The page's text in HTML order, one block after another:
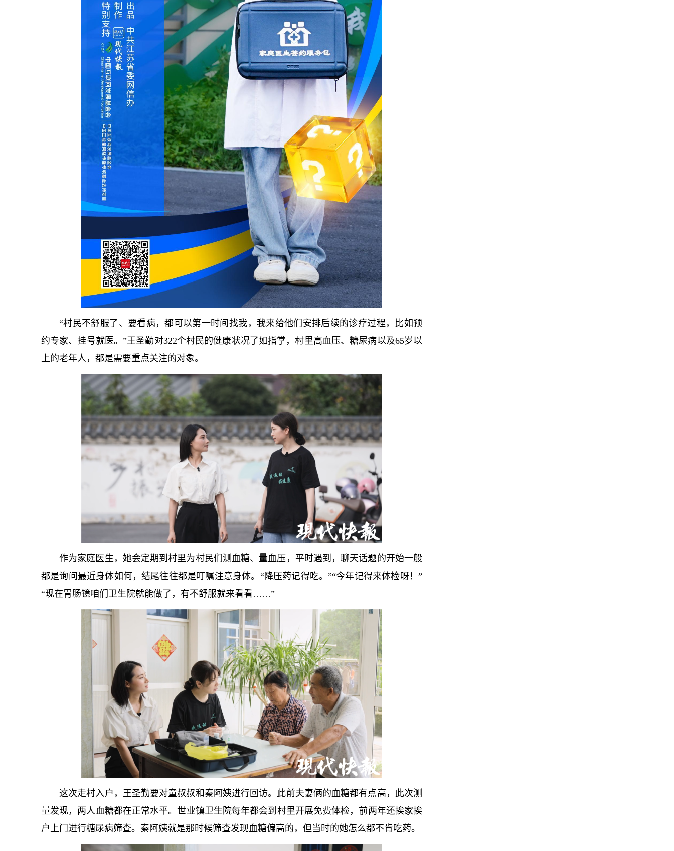
“村民不舒服了、要看病，都可以第一时间找我，我来给他们安排后续的诊疗过程，比如预
约专家、挂号就医。”王圣勤对322个村民的健康状况了如指掌，村里高血压、糖尿病以及65岁以
上的老年人，都是需要重点关注的对象。
作为家庭医生，她会定期到村里为村民们测血糖、量血压，平时遇到，聊天话题的开始一般
都是询问最近身体如何，结尾往往都是叮嘱注意身体。“降压药记得吃。”“今年记得来体检呀！”
“现在胃肠镜咱们卫生院就能做了，有不舒服就来看看……”
这次走村入户，王圣勤要对童叔叔和秦阿姨进行回访。此前夫妻俩的血糖都有点高，此次测
量发现，两人血糖都在正常水平。世业镇卫生院每年都会到村里开展免费体检，前两年还挨家挨
户上门进行糖尿病筛查。秦阿姨就是那时候筛查发现血糖偏高的，但当时的她怎么都不肯吃药。